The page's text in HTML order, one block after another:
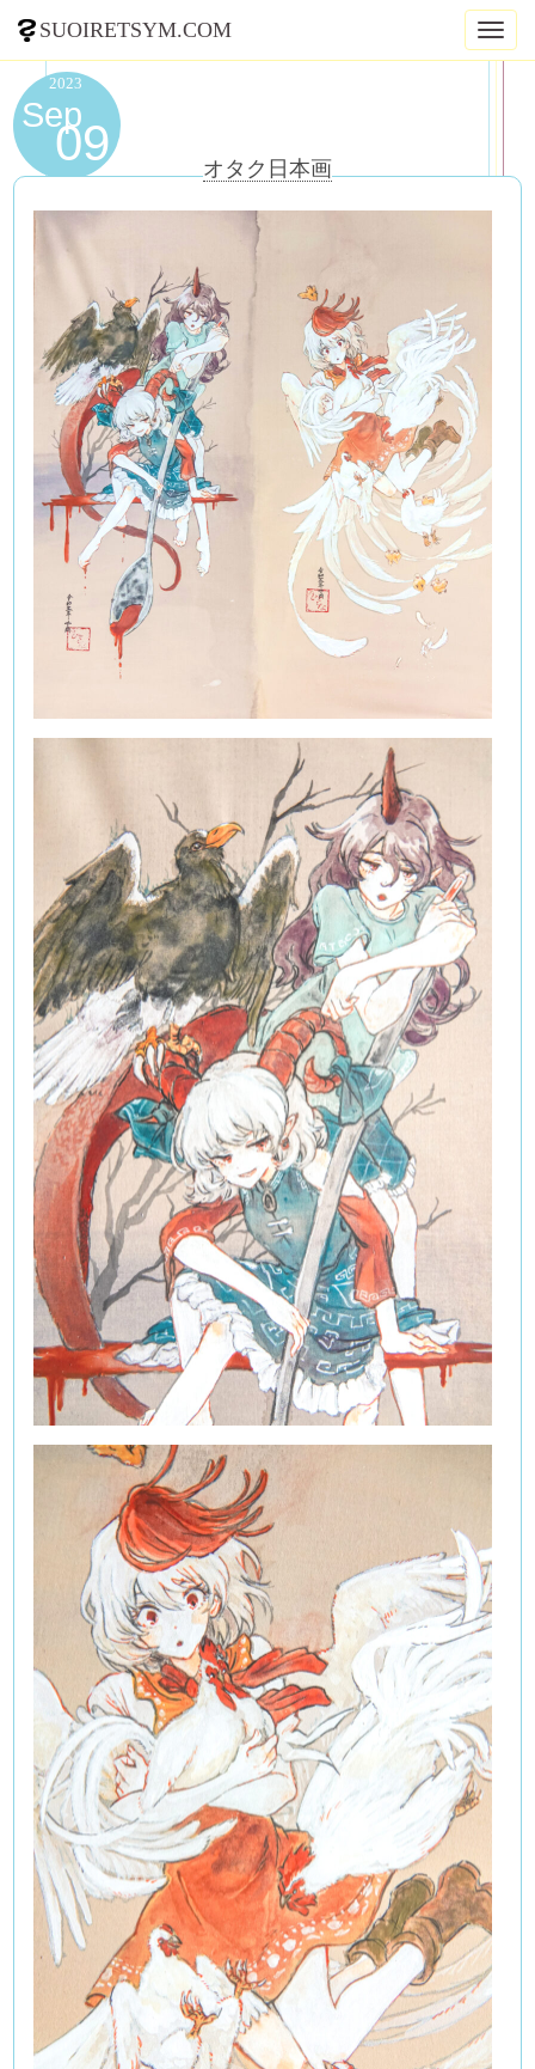
Toggle
SUOIRETSYM.COM
2023
Sep
09 オタク日本画